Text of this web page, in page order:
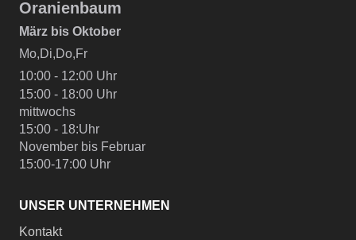
Oranienbaum
März bis Oktober
Mo,Di,Do,Fr
10:00 - 12:00 Uhr
15:00 - 18:00 Uhr
mittwochs
15:00 - 18:Uhr
November bis Februar
15:00-17:00 Uhr
UNSER UNTERNEHMEN
Kontakt